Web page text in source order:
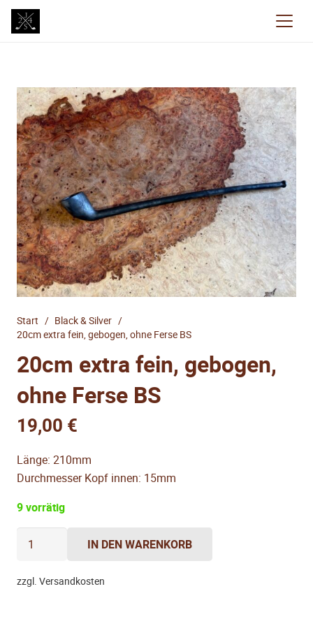
Start / Black & Silver /
20cm extra fein, gebogen, ohne Ferse BS
20cm extra fein, gebogen,
ohne Ferse BS
19,00 €
Länge: 210mm
Durchmesser Kopf innen: 15mm
9 vorrätig
gebogen,
IN DEN WARENKORB
zzgl. Versandkosten